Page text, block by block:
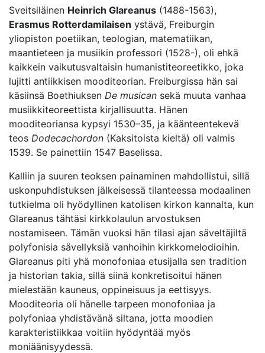
Sveitsiläinen Heinrich Glareanus (1488-1563),
Erasmus Rotterdamilaisen ystävä, Freiburgin
yliopiston poetiikan, teologian, matematiikan,
maantieteen ja musiikin professori (1528-), oli ehkä
kaikkein vaikutusvaltaisin humanistiteoreetikko, joka
lujitti antiikkisen mooditeorian. Freiburgissa hän sai
käsiinsä Boethiuksen De musican sekä muuta vanhaa
musiikkiteoreettista kirjallisuutta. Hänen
mooditeoriansa kypsyi 1530–35, ja käänteentekevä
teos Dodecachordon (Kaksitoista kieltä) oli valmis
1539. Se painettiin 1547 Baselissa.
Kalliin ja suuren teoksen painaminen mahdollistui, sillä
uskonpuhdistuksen jälkeisessä tilanteessa modaalinen
tutkielma oli hyödyllinen katolisen kirkon kannalta, kun
Glareanus tähtäsi kirkkolaulun arvostuksen
nostamiseen. Tämän vuoksi hän tilasi ajan säveltäjiltä
polyfonisia sävellyksiä vanhoihin kirkkomelodioihin.
Glareanus piti yhä monofoniaa etusijalla sen tradition
ja historian takia, sillä siinä konkretisoitui hänen
mielestään kauneus, oppineisuus ja eettisyys.
Mooditeoria oli hänelle tarpeen monofoniaa ja
polyfoniaa yhdistävänä siltana, jotta moodien
karakteristiikkaa voitiin hyödyntää myös
moniäänisyydessä.